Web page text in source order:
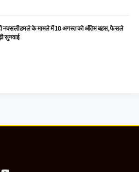
नक्सली हमले के मामले में 10 अगस्त को अंतिम बहस, फैसले
सुनवाई